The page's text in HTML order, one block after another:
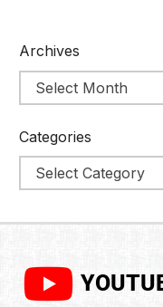
Archives
Categories